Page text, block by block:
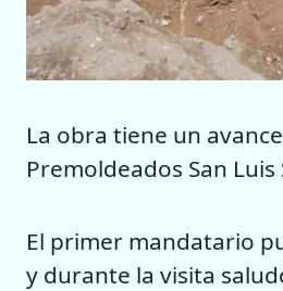
La obra tiene un
Premoldeados San
El primer mandatario
y durante la visita